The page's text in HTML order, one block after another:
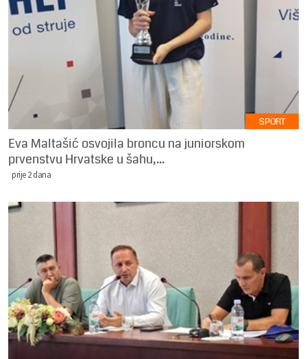
SPORT
Eva Maltašić osvojila broncu na juniorskom
prvenstvu Hrvatske u šahu,...
prije 2 dana